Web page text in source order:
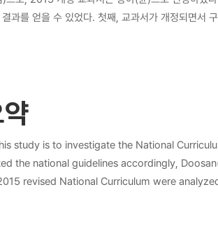
과를 얻을 수 있었다. 첫째, 교과서가 개정되면서
육부 개정안을 잘 반영하고 있다고 볼 수 있다. 넷
study is to investigate the National
the national guidelines accordingly,
These four 7th-grade middle school textbooks were selected to find out about unit structure, verbal materials, grammar and
the volume of the textbooks. As a